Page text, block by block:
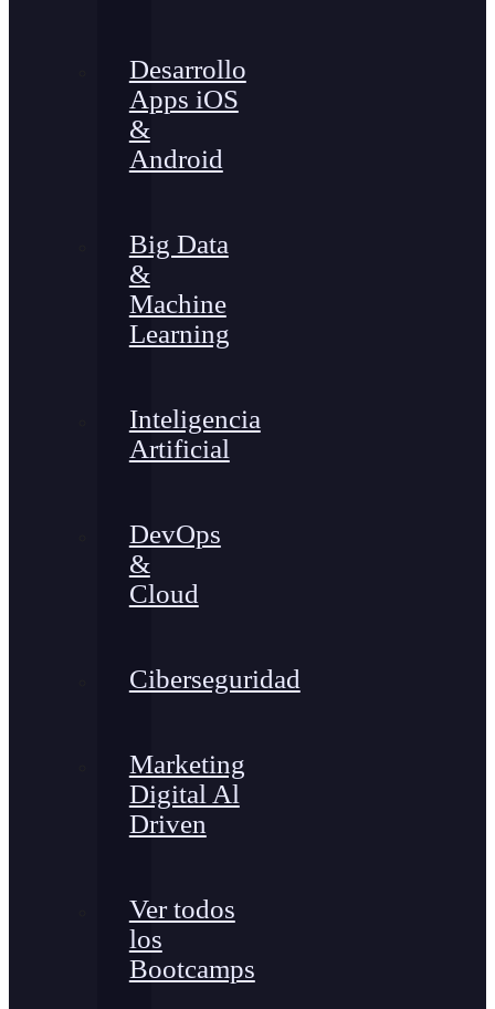
Desarrollo
Apps iOS
&
Android
Big Data
&
Machine
Learning
Inteligencia
Artificial
DevOps
&
Cloud
Ciberseguridad
Marketing
Digital Al
Driven
Ver todos
los
Bootcamps